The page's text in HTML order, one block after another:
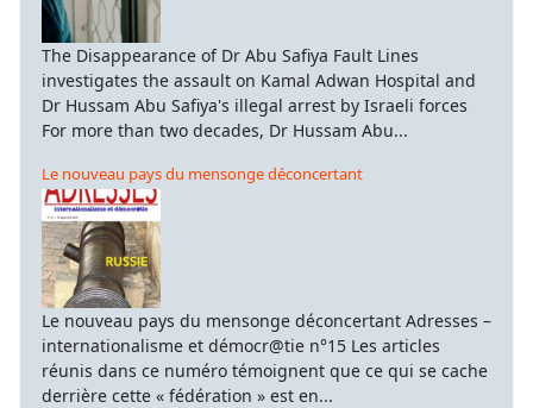
The Disappearance of Dr Abu Safiya Fault Lines
investigates the assault on Kamal Adwan Hospital and
Dr Hussam Abu Safiya's illegal arrest by Israeli forces
For more than two decades, Dr Hussam Abu...
Le nouveau pays du mensonge déconcertant
Le nouveau pays du mensonge déconcertant Adresses –
internationalisme et démocr@tie n°15 Les articles
réunis dans ce numéro témoignent que ce qui se cache
derrière cette « fédération » est en...